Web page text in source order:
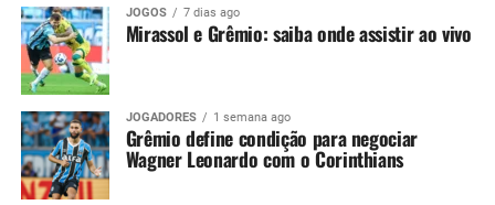
em um confronto decisivo, no momento em que o
Tricolor busca recuperação após a eliminação na Copa
Sul-Americana.
Kannemann recebeu críticas da
torcida
JOGOS 7 dias ago
Mirassol e Grêmio: saiba onde assistir ao vivo
JOGADORES 1 semana ago
Grêmio define condição para negociar
Wagner Leonardo com o Corinthians